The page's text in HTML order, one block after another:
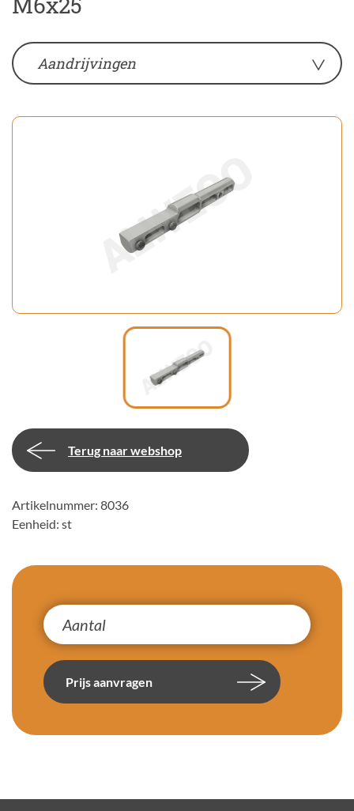
Aandrijvingen
Terug naar webshop
Artikelnummer: 8036
Eenheid: st
Prijs aanvragen